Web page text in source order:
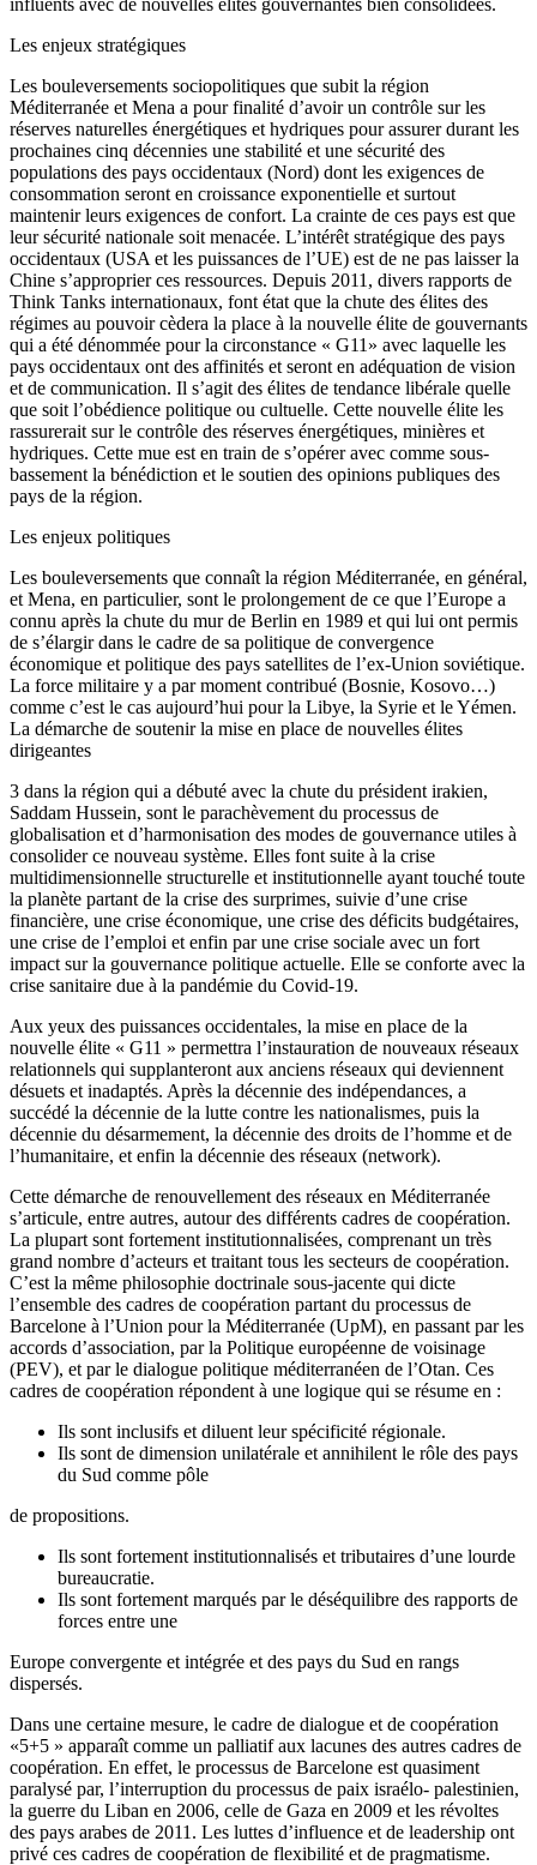
Les enjeux stratégiques
Les bouleversements sociopolitiques que subit la région
Méditerranée et Mena a pour finalité d’avoir un contrôle sur les
réserves naturelles énergétiques et hydriques pour assurer durant les
prochaines cinq décennies une stabilité et une sécurité des
populations des pays occidentaux (Nord) dont les exigences de
consommation seront en croissance exponentielle et surtout
maintenir leurs exigences de confort. La crainte de ces pays est que
leur sécurité nationale soit menacée. L’intérêt stratégique des pays
occidentaux (USA et les puissances de l’UE) est de ne pas laisser la
Chine s’approprier ces ressources. Depuis 2011, divers rapports de
Think Tanks internationaux, font état que la chute des élites des
régimes au pouvoir cèdera la place à la nouvelle élite de gouvernants
qui a été dénommée pour la circonstance « G11» avec laquelle les
pays occidentaux ont des affinités et seront en adéquation de vision
et de communication. Il s’agit des élites de tendance libérale quelle
que soit l’obédience politique ou cultuelle. Cette nouvelle élite les
rassurerait sur le contrôle des réserves énergétiques, minières et
hydriques. Cette mue est en train de s’opérer avec comme sous-
bassement la bénédiction et le soutien des opinions publiques des
pays de la région.
Les enjeux politiques
Les bouleversements que connaît la région Méditerranée, en général,
et Mena, en particulier, sont le prolongement de ce que l’Europe a
connu après la chute du mur de Berlin en 1989 et qui lui ont permis
de s’élargir dans le cadre de sa politique de convergence
économique et politique des pays satellites de l’ex-Union soviétique.
La force militaire y a par moment contribué (Bosnie, Kosovo…)
comme c’est le cas aujourd’hui pour la Libye, la Syrie et le Yémen.
La démarche de soutenir la mise en place de nouvelles élites
dirigeantes
3 dans la région qui a débuté avec la chute du président irakien,
Saddam Hussein, sont le parachèvement du processus de
globalisation et d’harmonisation des modes de gouvernance utiles à
consolider ce nouveau système. Elles font suite à la crise
multidimensionnelle structurelle et institutionnelle ayant touché toute
la planète partant de la crise des surprimes, suivie d’une crise
financière, une crise économique, une crise des déficits budgétaires,
une crise de l’emploi et enfin par une crise sociale avec un fort
impact sur la gouvernance politique actuelle. Elle se conforte avec la
crise sanitaire due à la pandémie du Covid-19.
Aux yeux des puissances occidentales, la mise en place de la
nouvelle élite « G11 » permettra l’instauration de nouveaux réseaux
relationnels qui supplanteront aux anciens réseaux qui deviennent
désuets et inadaptés. Après la décennie des indépendances, a
succédé la décennie de la lutte contre les nationalismes, puis la
décennie du désarmement, la décennie des droits de l’homme et de
l’humanitaire, et enfin la décennie des réseaux (network).
Cette démarche de renouvellement des réseaux en Méditerranée
s’articule, entre autres, autour des différents cadres de coopération.
La plupart sont fortement institutionnalisées, comprenant un très
grand nombre d’acteurs et traitant tous les secteurs de coopération.
C’est la même philosophie doctrinale sous-jacente qui dicte
l’ensemble des cadres de coopération partant du processus de
Barcelone à l’Union pour la Méditerranée (UpM), en passant par les
accords d’association, par la Politique européenne de voisinage
(PEV), et par le dialogue politique méditerranéen de l’Otan. Ces
cadres de coopération répondent à une logique qui se résume en :
Ils sont inclusifs et diluent leur spécificité régionale.
Ils sont de dimension unilatérale et annihilent le rôle des pays
du Sud comme pôle
de propositions.
Ils sont fortement institutionnalisés et tributaires d’une lourde
bureaucratie.
Ils sont fortement marqués par le déséquilibre des rapports de
forces entre une
Europe convergente et intégrée et des pays du Sud en rangs
dispersés.
Dans une certaine mesure, le cadre de dialogue et de coopération
«5+5 » apparaît comme un palliatif aux lacunes des autres cadres de
coopération. En effet, le processus de Barcelone est quasiment
paralysé par, l’interruption du processus de paix israélo- palestinien,
la guerre du Liban en 2006, celle de Gaza en 2009 et les révoltes
des pays arabes de 2011. Les luttes d’influence et de leadership ont
privé ces cadres de coopération de flexibilité et de pragmatisme.